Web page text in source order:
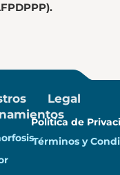
Legal
Política de
Términos y